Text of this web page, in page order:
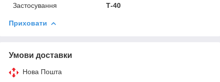
Застосування Т-40
Приховати
Умови доставки
Нова Пошта